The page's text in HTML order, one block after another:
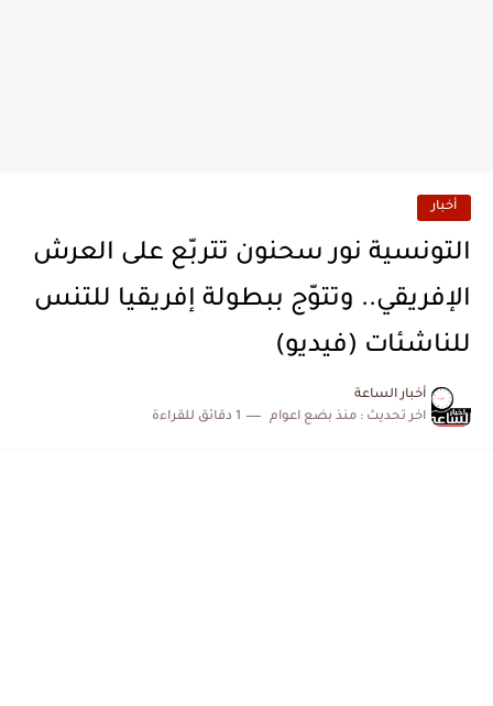
أخبار
التونسية نور سحنون تتربّع على العرش
الإفريقي.. وتتوّج ببطولة إفريقيا للتنس
للناشئات (فيديو)
أخبار الساعة
اخر تحديث : منذ بضع اعوام 1 دقائق للقراءة